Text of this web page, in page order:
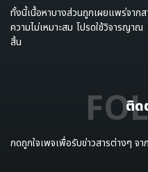
ทั้งนี้เนื้อหาบางส่วนถูกเผยแพร่จาก
ความไม่เหมาะสม โปรดใช้วิจารญา
สิ้น
ติด
กดถูกใจเพจเพื่อรับข่าวสารต่างๆ จ